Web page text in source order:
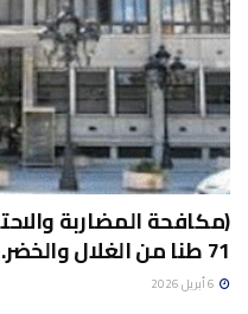
71 طنا من الغلال والخضر…